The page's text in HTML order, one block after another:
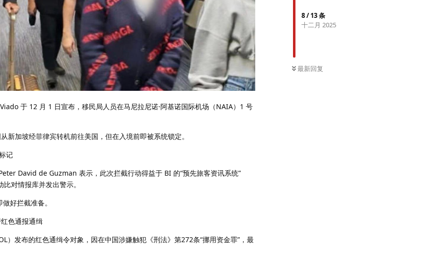
8/13条
十二月 2025
最新回复
于 12 月 1 日宣布，移民局人员在马尼拉尼诺·阿基诺国际机场（NAIA）1 号
新加坡经菲律宾转机前往美国，但在入境前即被系统锁定。
记
David de Guzman 表示，此次拦截行动得益于 BI 的“预先旅客资讯系统”
对情报库并发出警示。
好拦截准备。
色通报通缉
）发布的红色通缉令对象，因在中国涉嫌触犯《刑法》第272条“挪用资金罪”，最